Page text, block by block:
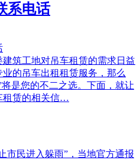
系电话
筑工地对吊车租赁的需求日益
的吊车出租租赁服务，那么
是您的不二之选。下面，就让
租赁的相关信…
市民进入躲雨”，当地官方通报